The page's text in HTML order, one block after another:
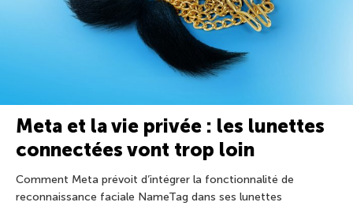
Meta et la vie privée : les lunettes
connectées vont trop loin
Comment Meta prévoit d’intégrer la fonctionnalité de
reconnaissance faciale NameTag dans ses lunettes